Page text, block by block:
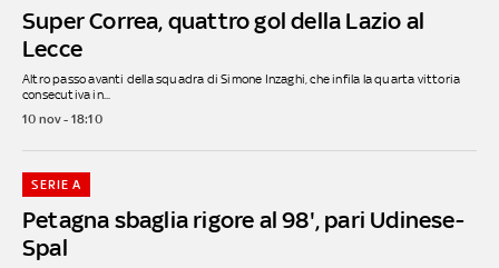
Super Correa, quattro gol della Lazio al
Lecce
Altro passo avanti della squadra di Simone Inzaghi, che infila la quarta vittoria
consecutiva in...
10 nov - 18:10
Petagna sbaglia rigore al 98', pari Udinese-
Spal
SERIE A